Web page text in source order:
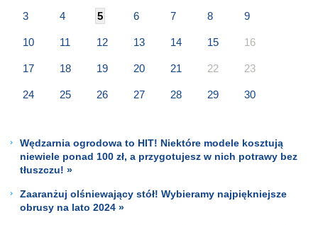
3 4 5 6 7 8 9
10 11 12 13 14 15 16
17 18 19 20 21 22 23
24 25 26 27 28 29 30
Wędzarnia ogrodowa to HIT! Niektóre modele kosztują
niewiele ponad 100 zł, a przygotujesz w nich potrawy bez
tłuszczu! »
Zaaranżuj olśniewający stół! Wybieramy najpiękniejsze
obrusy na lato 2024 »